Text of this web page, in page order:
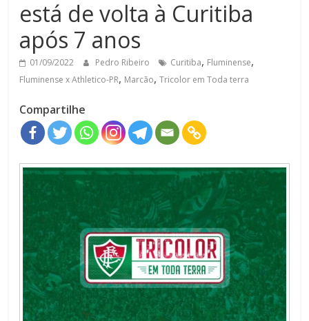
está de volta à Curitiba
após 7 anos
01/09/2022 Pedro Ribeiro Curitiba, Fluminense,
Fluminense x Athletico-PR, Marcão,Tricolor em Toda terra
Compartilhe